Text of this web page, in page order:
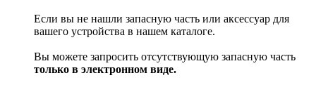
Если вы не нашли запасную часть или аксессуар для
вашего устройства в нашем каталоге.
Вы можете запросить отсутствующую запасную часть
только в электронном виде.